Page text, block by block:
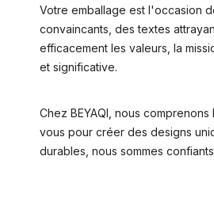
Votre emballage est l'occasion
convaincants, des textes
efficacement les valeurs, la
et significative.
Chez BEYAQI, nous
vous pour créer des designs
durables, nous sommes